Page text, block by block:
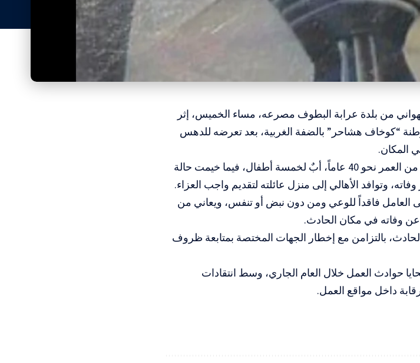
من بلدة عرابة البطوف مصرعه، مساء الخميس، إثر
هشاحر” بالضفة الغربية، بعد تعرضه للدهس
المكان.
وأفادت مصادر محلية أن لهواني، البالغ من العمر نحو 40 عاماً، أبٌ لخمسة أطفال، فيما خيمت حالة
وتوافد الأهالي إلى منزل عائلته لتقديم واجب العزاء.
فاقداً للوعي ومن دون نبض أو تنفس، ويعاني من
وفاته في مكان الحادث.
بالتزامن مع إخطار الجهات المختصة بمتابعة ظروف
حوادث العمل خلال العام الجاري، وسط انتقادات
داخل مواقع العمل.